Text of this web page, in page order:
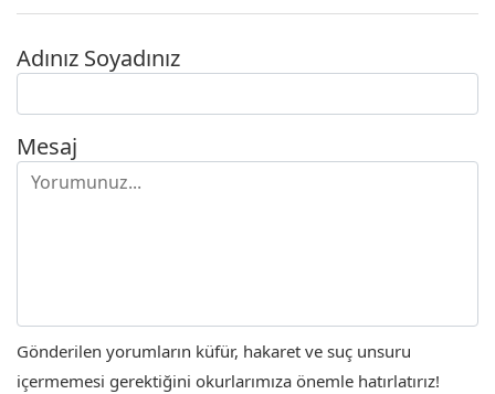
Adınız Soyadınız
Mesaj
Gönderilen yorumların küfür, hakaret ve suç unsuru
içermemesi gerektiğini okurlarımıza önemle hatırlatırız!